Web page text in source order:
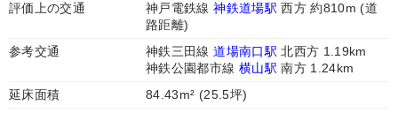
評価上の交通
神戸電鉄線神鉄道場駅 西方 約810m (道
路距離)
参考交通
神鉄三田線道場南口駅 北西方 1.19km
神鉄公園都市線 横山駅 南方 1.24km
延床面積
84.43m² (25.5坪)